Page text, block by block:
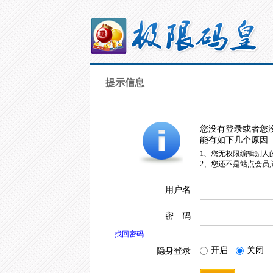
提示信息
您没有登录或者您
能有如下几个原因
1、您无权限编辑别人
2、您还不是站点会员
用户名
密 码
找回密码
隐身登录 开启 关闭